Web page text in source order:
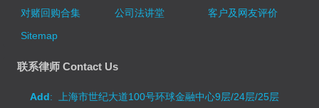
对赌回购合集
公司法讲堂
客户及网友评价
Sitemap
联系律师 Contact Us
Add: 上海市世纪大道100号环球金融中心9层/24层/25层